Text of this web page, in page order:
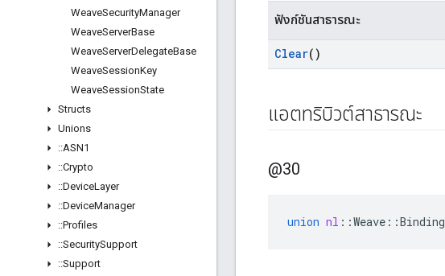
WeaveSecurityManager
WeaveServerBase
WeaveServerDelegateBase
WeaveSessionKey
WeaveSessionState
Structs
Unions
::ASN1
::Crypto
::DeviceLayer
::DeviceManager
::Profiles
::SecuritySupport
::Support
ฟังก์ชันสาธารณะ
Clear()
แอตทริบิวต์สาธารณะ
@30
union nl ::Weave ::Binding